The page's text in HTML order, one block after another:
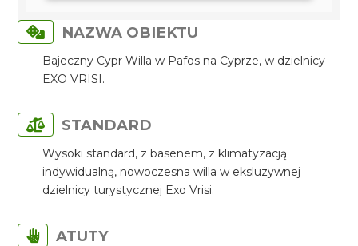
NAZWA OBIEKTU
Bajeczny Cypr Willa w Pafos na Cyprze, w dzielnicy
EXO VRISI.
STANDARD
Wysoki standard, z basenem, z klimatyzacją
indywidualną, nowoczesna willa w eksluzywnej
dzielnicy turystycznej Exo Vrisi.
ATUTY